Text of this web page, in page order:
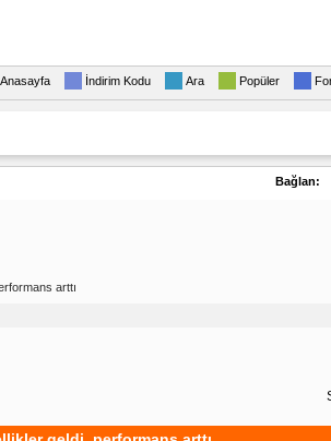
İndirim Kodu Ara Popüler
Bağlan:
arttı